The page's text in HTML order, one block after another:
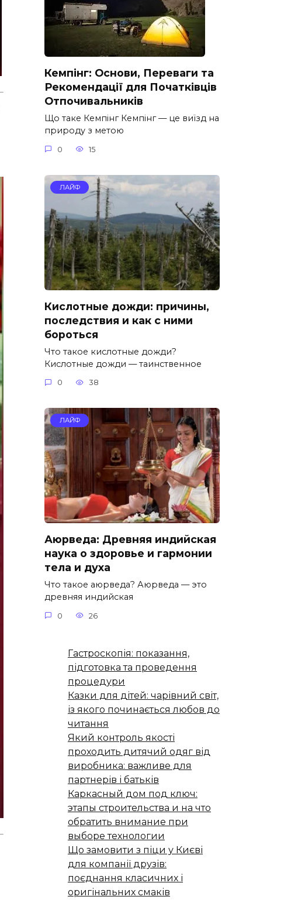
Кемпінг: Основи, Переваги та
Рекомендації для Початківців
Отпочивальників
Що таке Кемпінг Кемпінг — це виїзд на
природу з метою
0 15
ЛАЙФ
Кислотные дожди: причины,
последствия и как с ними
бороться
Что такое кислотные дожди?
Кислотные дожди — таинственное
0 38
ЛАЙФ
Аюрведа: Древняя индийская
наука о здоровье и гармонии
тела и духа
Что такое аюрведа? Аюрведа — это
древняя индийская
0 26
Гастроскопія: показання,
підготовка та проведення
процедури
Казки для дітей: чарівний світ,
із якого починається любов до
читання
Який контроль якості
проходить дитячий одяг від
виробника: важливе для
партнерів і батьків
Каркасный дом под ключ:
этапы строительства и на что
обратить внимание при
выборе технологии
Що замовити з піци у Києві
для компанії друзів:
поєднання класичних і
оригінальних смаків